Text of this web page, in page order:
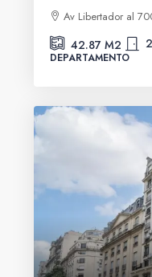
Av Libertador al
42.87 M2 2
DEPARTAMENTO